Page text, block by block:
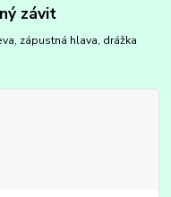
závit
zápustná hlava, drážka